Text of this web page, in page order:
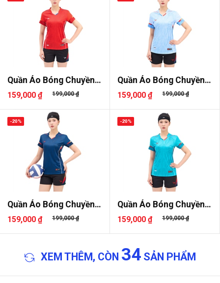
Quần Áo Bóng Chuyền
Beyono G..
159,000 ₫ 199,000 ₫
Quần Áo Bóng Chuyền
Beyono G..
159,000 ₫ 199,000 ₫
Quần Áo Bóng Chuyền
Beyono G..
159,000 ₫ 199,000 ₫
-20%
Quần Áo Bóng Chuyền
Beyono G..
159,000 ₫ 199,000 ₫
-20%
XEM THÊM, CÒN 34SẢN PHẨM